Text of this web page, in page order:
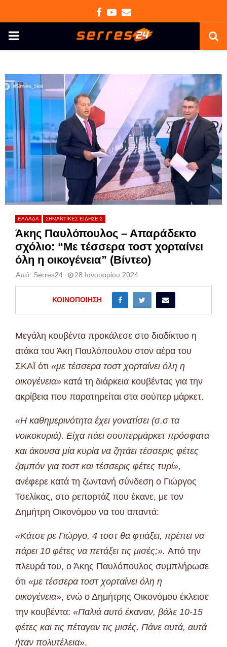
Facebook
Youtube
Email
PRIMARY
ΕΛΛΑΔΑ ΣΗΜΑΝΤΙΚΕΣ ΕΙΔΗΣΕΙΣ
Άκης Παυλόπουλος – Απαράδεκτο
σχόλιο: “Με τέσσερα τοστ χορταίνει
όλη η οικογένεια” (Βίντεο)
Από: Serres24 28 Ιανουαρίου 2024
ΚΟΙΝΟΠΟΊΗΣΗ
Μεγάλη κουβέντα προκάλεσε στο διαδίκτυο η
ατάκα του Άκη Παυλόπουλου στον αέρα του
ΣΚΑΪ ότι «με τέσσερα τοστ χορταίνει όλη η
οικογένεια» κατά τη διάρκεια κουβέντας για την
ακρίβεια που παρατηρείται στα σούπερ μάρκετ.
«Η καθημερινότητα έχει γονατίσει (σ.σ τα
νοικοκυριά). Είχα πάει σουπερμάρκετ πρόσφατα
και άκουσα μία κυρία να ζητάει τέσσερις φέτες
ζαμπόν για τοστ και τέσσερις φέτες τυρί»,
ανέφερε κατά τη ζωντανή σύνδεση ο Γιώργος
Τσελίκας, στο ρεπορτάζ που έκανε, με τον
Δημήτρη Οικονόμου να του απαντά:
«Κάτσε ρε Γιώργο, 4 τοστ θα φτιάξει, πρέπει να
πάρει 10 φέτες να πετάξει τις μισές;». Από την
πλευρά του, ο Άκης Παυλόπουλος συμπλήρωσε
ότι «με τέσσερα τοστ χορταίνει όλη η
οικογένεια», ενώ ο Δημήτρης Οικονόμου έκλεισε
την κουβέντα: «Παλιά αυτό έκαναν, βάλε 10-15
φέτες και τις πέταγαν τις μισές. Πάνε αυτά, αυτά
ήταν πολυτέλεια».